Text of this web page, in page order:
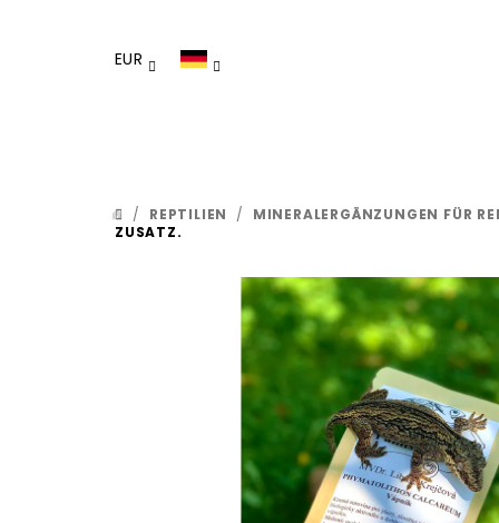
EUR
STARTSEITE
/ REPTILIEN /
MINERALERGÄNZUNGEN FÜR
ZUSATZ.